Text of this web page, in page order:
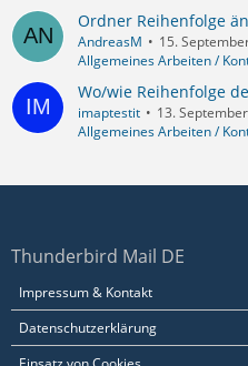
Ordner Reihenfolge
AndreasM
15.
Allgemeines Arbeiten /
Wo/wie Reihenfolge
imaptestit
13.
Allgemeines Arbeiten /
Thunderbird Mail DE
Impressum & Kontakt
Datenschutzerklärung